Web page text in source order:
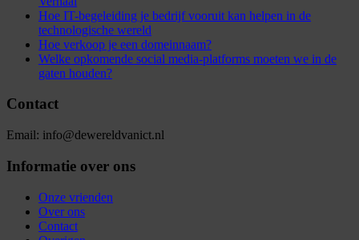
Hoe IT-begeleiding je bedrijf vooruit kan helpen in de
technologische wereld
Hoe verkoop je een domeinnaam?
Welke opkomende social media-platforms moeten we in de
gaten houden?
Contact
Email: info@dewereldvanict.nl
Informatie over ons
Onze vrienden
Over ons
Contact